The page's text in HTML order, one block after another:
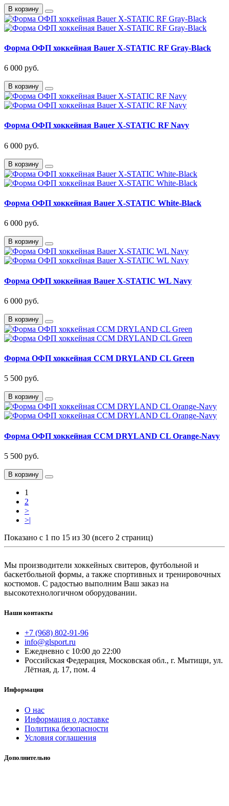
В корзину
Форма ОФП хоккейная Bauer X-STATIC RF Gray-Black
6 000 руб.
В корзину
Форма ОФП хоккейная Bauer X-STATIC RF Navy
6 000 руб.
В корзину
Форма ОФП хоккейная Bauer X-STATIC White-Black
6 000 руб.
В корзину
Форма ОФП хоккейная Bauer X-STATIC WL Navy
6 000 руб.
В корзину
Форма ОФП хоккейная CCM DRYLAND CL Green
5 500 руб.
В корзину
Форма ОФП хоккейная CCM DRYLAND CL Orange-Navy
5 500 руб.
В корзину
1
2
>
>|
Показано с 1 по 15 из 30 (всего 2 страниц)
Мы производители хоккейных свитеров, футбольной и
баскетбольной формы, а также спортивных и тренировочных
костюмов. С радостью выполним Ваш заказ на
высокотехнологичном оборудовании.
Наши контакты
+7 (968) 802-91-96
info@glsport.ru
Ежедневно с 10:00 до 22:00
Российская Федерация, Московская обл., г. Мытищи, ул.
Лётная, д. 17, пом. 4
Информация
О нас
Информация о доставке
Политика безопасности
Условия соглашения
Дополнительно